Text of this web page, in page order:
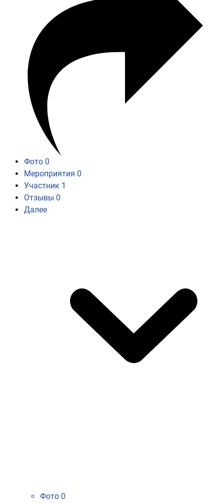
Фото 0
Мероприятия 0
Участник 1
Отзывы 0
Далее
Фото 0